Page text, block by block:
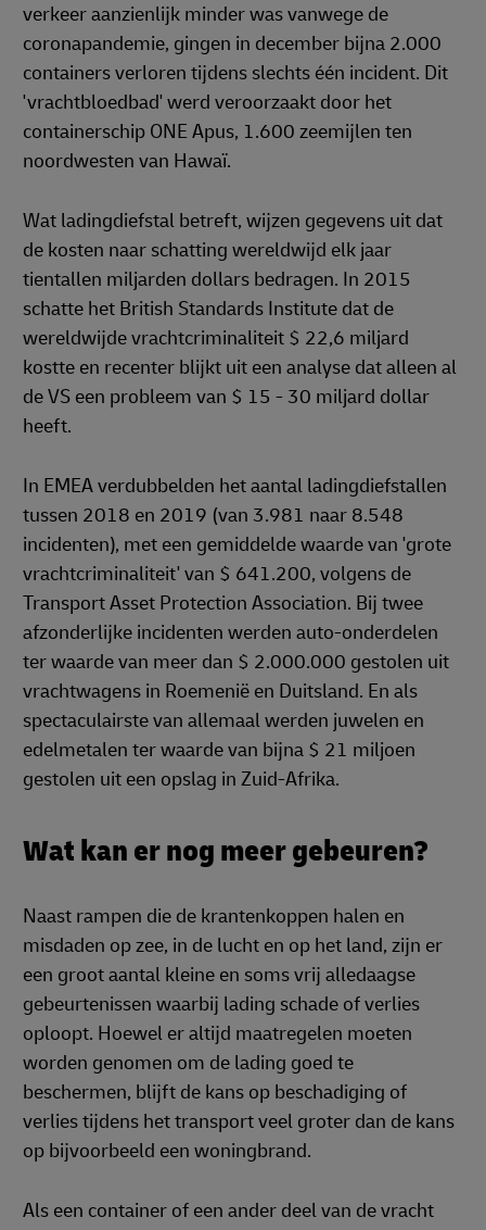
verkeer aanzienlijk minder was vanwege de
coronapandemie, gingen in december bijna 2.000
containers verloren tijdens slechts één incident. Dit
'vrachtbloedbad' werd veroorzaakt door het
containerschip ONE Apus, 1.600 zeemijlen ten
noordwesten van Hawaï.
Wat ladingdiefstal betreft, wijzen gegevens uit dat
de kosten naar schatting wereldwijd elk jaar
tientallen miljarden dollars bedragen. In 2015
schatte het British Standards Institute dat de
wereldwijde vrachtcriminaliteit $ 22,6 miljard
kostte en recenter blijkt uit een analyse dat alleen al
de VS een probleem van $ 15 - 30 miljard dollar
heeft.
In EMEA verdubbelden het aantal ladingdiefstallen
tussen 2018 en 2019 (van 3.981 naar 8.548
incidenten), met een gemiddelde waarde van 'grote
vrachtcriminaliteit' van $ 641.200, volgens de
Transport Asset Protection Association. Bij twee
afzonderlijke incidenten werden auto-onderdelen
ter waarde van meer dan $ 2.000.000 gestolen uit
vrachtwagens in Roemenië en Duitsland. En als
spectaculairste van allemaal werden juwelen en
edelmetalen ter waarde van bijna $ 21 miljoen
gestolen uit een opslag in Zuid-Afrika.
Wat kan er nog meer gebeuren?
Naast rampen die de krantenkoppen halen en
misdaden op zee, in de lucht en op het land, zijn er
een groot aantal kleine en soms vrij alledaagse
gebeurtenissen waarbij lading schade of verlies
oploopt. Hoewel er altijd maatregelen moeten
worden genomen om de lading goed te
beschermen, blijft de kans op beschadiging of
verlies tijdens het transport veel groter dan de kans
op bijvoorbeeld een woningbrand.
Als een container of een ander deel van de vracht